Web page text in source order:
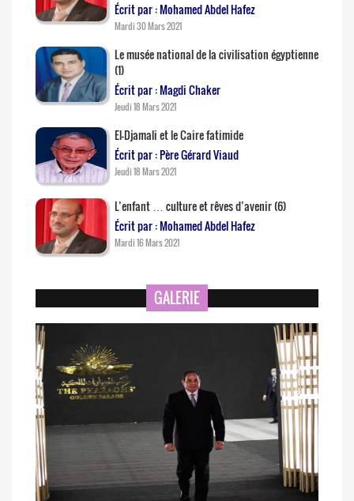
Écrit par : Mohamed Abdel Hafez
Mardi 30 Mars 2021
Le musée national de la civilisation égyptienne
(1)
Écrit par : Magdi Chaker
Jeudi 18 Mars 2021
El-Djamali et le Caire fatimide
Écrit par : Père Gérard Viaud
Jeudi 18 Mars 2021
L’enfant … culture et rêves d’avenir (6)
Écrit par : Mohamed Abdel Hafez
Mardi 16 Mars 2021
GALERIE